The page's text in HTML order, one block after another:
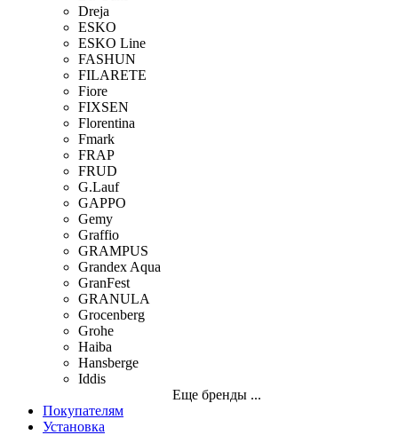
Dreja
ESKO
ESKO Line
FASHUN
FILARETE
Fiore
FIXSEN
Florentina
Fmark
FRAP
FRUD
G.Lauf
GAPPO
Gemy
Graffio
GRAMPUS
Grandex Aqua
GranFest
GRANULA
Grocenberg
Grohe
Haiba
Hansberge
Iddis
Еще бренды ...
Покупателям
Установка